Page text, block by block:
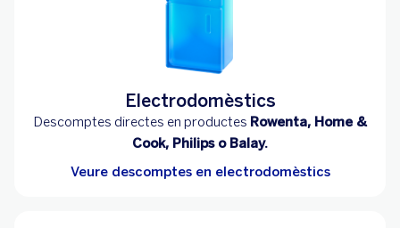
Electrodomèstics
Descomptes directes en productes Rowenta, Home &
Cook, Philips o Balay.
Veure descomptes en electrodomèstics